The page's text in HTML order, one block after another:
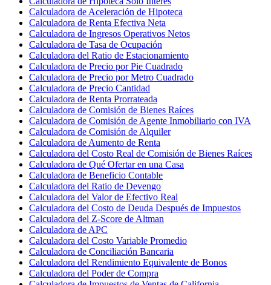
Calculadora de Aceleración de Hipoteca
Calculadora de Renta Efectiva Neta
Calculadora de Ingresos Operativos Netos
Calculadora de Tasa de Ocupación
Calculadora del Ratio de Estacionamiento
Calculadora de Precio por Pie Cuadrado
Calculadora de Precio por Metro Cuadrado
Calculadora de Precio Cantidad
Calculadora de Renta Prorrateada
Calculadora de Comisión de Bienes Raíces
Calculadora de Comisión de Agente Inmobiliario con IVA
Calculadora de Comisión de Alquiler
Calculadora de Aumento de Renta
Calculadora del Costo Real de Comisión de Bienes Raíces
Calculadora de Qué Ofertar en una Casa
Calculadora de Beneficio Contable
Calculadora del Ratio de Devengo
Calculadora del Valor de Efectivo Real
Calculadora del Costo de Deuda Después de Impuestos
Calculadora del Z-Score de Altman
Calculadora de APC
Calculadora del Costo Variable Promedio
Calculadora de Conciliación Bancaria
Calculadora del Rendimiento Equivalente de Bonos
Calculadora del Poder de Compra